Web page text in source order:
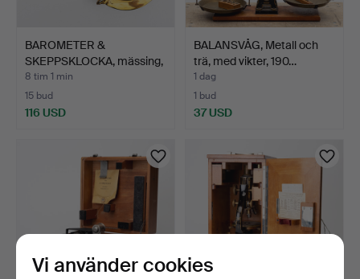
BAROMETER &
SKEPPSKLOCKA, mässing,
Pilot M…
8 tim 1 min
15 bud
116 USD
BALANSVÅG, Metall och
trä, med vikter, 190…
1 dag
1 bud
37 USD
Vi använder cookies